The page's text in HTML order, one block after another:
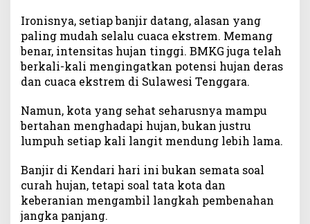
Ironisnya, setiap banjir datang, alasan yang
paling mudah selalu cuaca ekstrem. Memang
benar, intensitas hujan tinggi. BMKG juga telah
berkali-kali mengingatkan potensi hujan deras
dan cuaca ekstrem di Sulawesi Tenggara.
Namun, kota yang sehat seharusnya mampu
bertahan menghadapi hujan, bukan justru
lumpuh setiap kali langit mendung lebih lama.
Banjir di Kendari hari ini bukan semata soal
curah hujan, tetapi soal tata kota dan
keberanian mengambil langkah pembenahan
jangka panjang.